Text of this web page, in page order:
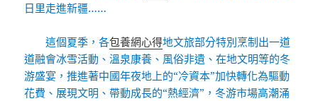
日里走進新疆……
這個夏季，各包養網心得地文旅部分特別烹制出一道
道融會冰雪活動、溫泉康養、風俗非遺、在地文明等的冬
游盛宴，推進著中國年夜地上的“冷資本”加快轉化為驅動
花費、展現文明、帶動成長的“熱經濟”，冬游市場高潮涌